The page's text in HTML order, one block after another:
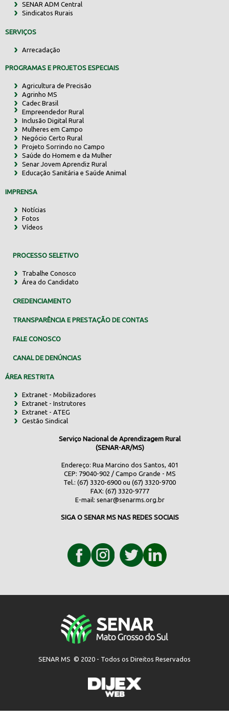
SENAR ADM Central
Sindicatos Rurais
SERVIÇOS
Arrecadação
PROGRAMAS E PROJETOS ESPECIAIS
Agricultura de Precisão
Agrinho MS
Cadec Brasil
Empreendedor Rural
Inclusão Digital Rural
Mulheres em Campo
Negócio Certo Rural
Projeto Sorrindo no Campo
Saúde do Homem e da Mulher
Senar Jovem Aprendiz Rural
Educação Sanitária e Saúde Animal
IMPRENSA
Notícias
Fotos
Vídeos
PROCESSO SELETIVO
Trabalhe Conosco
Área do Candidato
CREDENCIAMENTO
TRANSPARÊNCIA E PRESTAÇÃO DE CONTAS
FALE CONOSCO
CANAL DE DENÚNCIAS
ÁREA RESTRITA
Extranet - Mobilizadores
Extranet - Instrutores
Extranet - ATEG
Gestão Sindical
Serviço Nacional de Aprendizagem Rural
(SENAR-AR/MS)
Endereço: Rua Marcino dos Santos, 401
CEP: 79040-902 / Campo Grande - MS
Tel.: (67) 3320-6900 ou (67) 3320-9700
FAX: (67) 3320-9777
E-mail: senar@senarms.org.br
SIGA O SENAR MS NAS REDES SOCIAIS
SENAR MS © 2020 - Todos os Direitos Reservados